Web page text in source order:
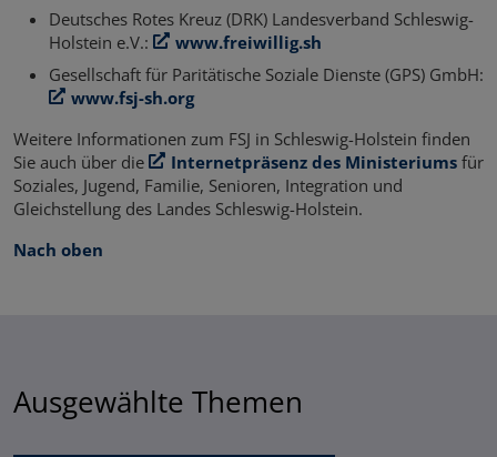
Deutsches Rotes Kreuz (DRK) Landesverband Schleswig-
Holstein e.V.:
www.freiwillig.sh
Gesellschaft für Paritätische Soziale Dienste (GPS) GmbH:
www.fsj-sh.org
Weitere Informationen zum FSJ in Schleswig-Holstein finden
Sie auch über die
Internetpräsenz des Ministeriumsfür
Soziales, Jugend, Familie, Senioren, Integration und
Gleichstellung des Landes Schleswig-Holstein.
Nach oben
Ausgewählte Themen